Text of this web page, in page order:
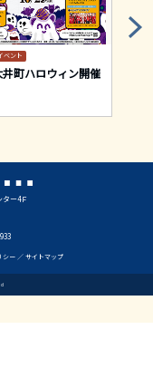
ベント
町ハロウィン開催
ー4Ｆ
シー サイトマップ